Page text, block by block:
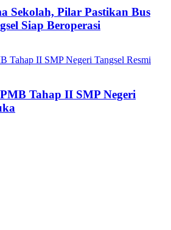
Sekolah, Pilar Pastikan Bus
Siap Beroperasi
Tahap II SMP Negeri